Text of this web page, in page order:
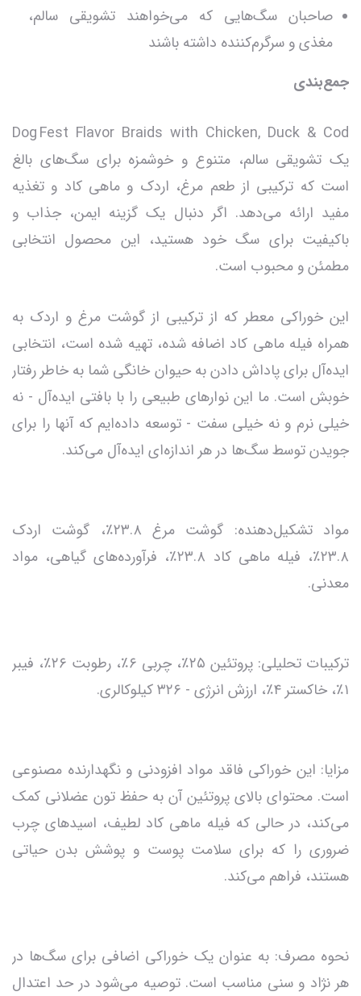
صاحبان سگ‌هایی که می‌خواهند تشویقی سالم،
مغذی و سرگرم‌کننده داشته باشند
جمع‌بندی
Dog Fest Flavor Braids with Chicken, Duck & Cod
یک تشویقی سالم، متنوع و خوشمزه برای سگ‌های بالغ
است که ترکیبی از طعم مرغ، اردک و ماهی کاد و تغذیه
مفید ارائه می‌دهد. اگر دنبال یک گزینه ایمن، جذاب و
باکیفیت برای سگ خود هستید، این محصول انتخابی
مطمئن و محبوب است.
این خوراکی معطر که از ترکیبی از گوشت مرغ و اردک به
همراه فیله ماهی کاد اضافه شده، تهیه شده است، انتخابی
ایده‌آل برای پاداش دادن به حیوان خانگی شما به خاطر رفتار
خوبش است. ما این نوارهای طبیعی را با بافتی ایده‌آل - نه
خیلی نرم و نه خیلی سفت - توسعه داده‌ایم که آنها را برای
جویدن توسط سگ‌ها در هر اندازه‌ای ایده‌آل می‌کند.
مواد تشکیل‌دهنده: گوشت مرغ ۲۳.۸٪، گوشت اردک
۲۳.۸٪، فیله ماهی کاد ۲۳.۸٪، فرآورده‌های گیاهی، مواد
معدنی.
ترکیبات تحلیلی: پروتئین ۲۵٪، چربی ۶٪، رطوبت ۲۶٪، فیبر
۱٪، خاکستر ۴٪، ارزش انرژی - ۳۲۶ کیلوکالری.
مزایا: این خوراکی فاقد مواد افزودنی و نگهدارنده مصنوعی
است. محتوای بالای پروتئین آن به حفظ تون عضلانی کمک
می‌کند، در حالی که فیله ماهی کاد لطیف، اسیدهای چرب
ضروری را که برای سلامت پوست و پوشش بدن حیاتی
هستند، فراهم می‌کند.
نحوه مصرف: به عنوان یک خوراکی اضافی برای سگ‌ها در
هر نژاد و سنی مناسب است. توصیه می‌شود در حد اعتدال